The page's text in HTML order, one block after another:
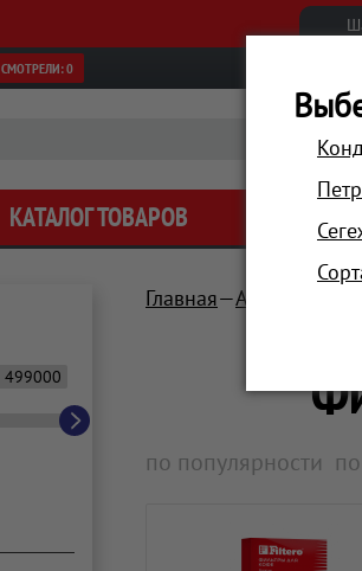
СМОТРЕЛИ:0
КАТАЛОГ ТОВАРОВ АКЦИИ
Главная Аксессуары
по популярности